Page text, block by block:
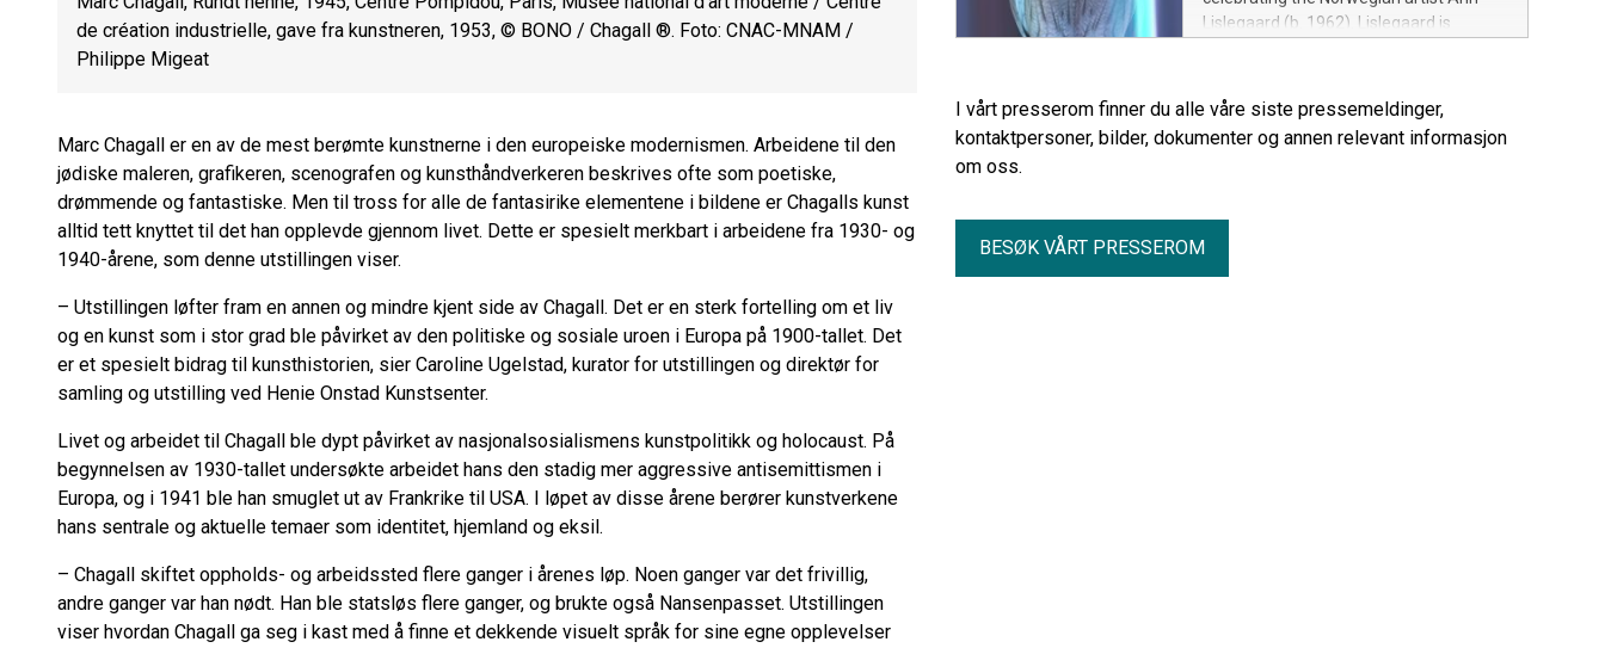
de création industrielle, gave fra kunstneren, 1953, © BONO / Chagall ®. Foto: CNAC-MNAM /
Philippe Migeat
Marc Chagall er en av de mest berømte kunstnerne i den europeiske modernismen. Arbeidene til den
jødiske maleren, grafikeren, scenografen og kunsthåndverkeren beskrives ofte som poetiske,
drømmende og fantastiske. Men til tross for alle de fantasirike elementene i bildene er Chagalls kunst
alltid tett knyttet til det han opplevde gjennom livet. Dette er spesielt merkbart i arbeidene fra 1930- og
1940-årene, som denne utstillingen viser.
– Utstillingen løfter fram en annen og mindre kjent side av Chagall. Det er en sterk fortelling om et liv
og en kunst som i stor grad ble påvirket av den politiske og sosiale uroen i Europa på 1900-tallet. Det
er et spesielt bidrag til kunsthistorien, sier Caroline Ugelstad, kurator for utstillingen og direktør for
samling og utstilling ved Henie Onstad Kunstsenter.
Livet og arbeidet til Chagall ble dypt påvirket av nasjonalsosialismens kunstpolitikk og holocaust. På
begynnelsen av 1930-tallet undersøkte arbeidet hans den stadig mer aggressive antisemittismen i
Europa, og i 1941 ble han smuglet ut av Frankrike til USA. I løpet av disse årene berører kunstverkene
hans sentrale og aktuelle temaer som identitet, hjemland og eksil.
– Chagall skiftet oppholds- og arbeidssted flere ganger i årenes løp. Noen ganger var det frivillig,
andre ganger var han nødt. Han ble statsløs flere ganger, og brukte også Nansenpasset. Utstillingen
viser hvordan Chagall ga seg i kast med å finne et dekkende visuelt språk for sine egne opplevelser
Lislegaard (b. 1962). Lislegaard is
technology and 3D animation in art.
Through eleven key works from the past
thirty years, the exhibition presents a
I vårt presserom finner du alle våre siste pressemeldinger,
kontaktpersoner, bilder, dokumenter og annen relevant informasjon
om oss.
BESØK VÅRT PRESSEROM